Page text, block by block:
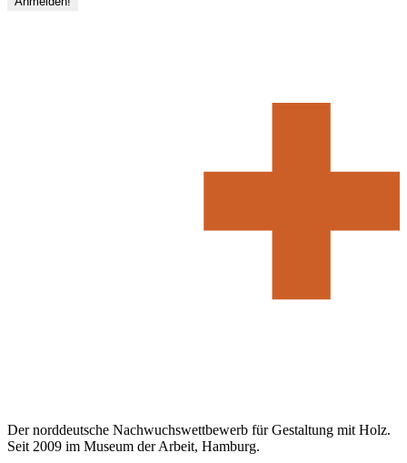
Der norddeutsche Nachwuchswettbewerb für Gestaltung mit Holz.
Seit 2009 im Museum der Arbeit, Hamburg.